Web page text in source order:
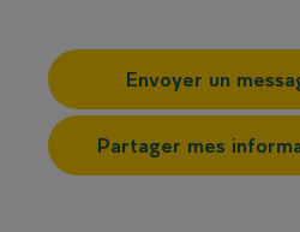
Envoyer un
Partager mes